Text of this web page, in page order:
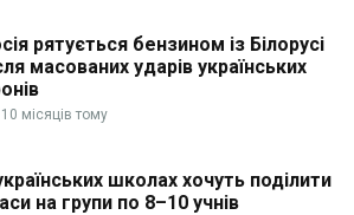
рятується бензином із Білорусі
масованих ударів українських
10 місяців тому
школах хочуть поділити
на групи по 8–10 учнів